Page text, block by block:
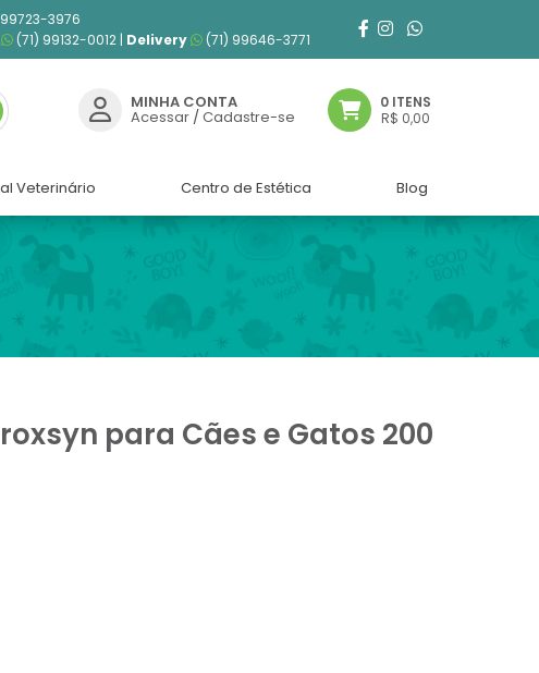
3976
(71) 99132-0012 | Delivery (71) 99646-3771
MINHA CONTA
Acessar /Cadastre-se
0 ITENS
R$ 0,00
Veterinário Centro de Estética Blog
para Cães e Gatos 200